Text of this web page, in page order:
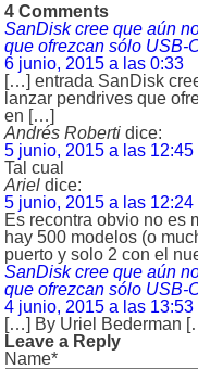
4 Comments
SanDisk cree que aún
que ofrezcan sólo USB-
6 junio, 2015 a las 0:33
[…] entrada SanDisk
lanzar pendrives que
en […]
Andrés Roberti dice:
5 junio, 2015 a las 12:45
Tal cual
Ariel dice:
5 junio, 2015 a las 12:24
Es recontra obvio no es
hay 500 modelos (o
puerto y solo 2 con el
SanDisk cree que aún
que ofrezcan sólo USB-
4 junio, 2015 a las 13:53
[…] By Uriel Bederman
Leave a Reply
Name*